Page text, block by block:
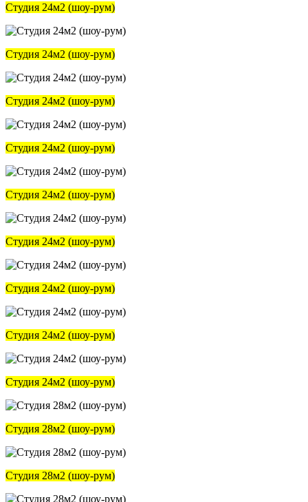
Студия 24м2 (шоу-рум)
Студия 24м2 (шоу-рум)
Студия 24м2 (шоу-рум)
Студия 24м2 (шоу-рум)
Студия 24м2 (шоу-рум)
Студия 24м2 (шоу-рум)
Студия 24м2 (шоу-рум)
Студия 24м2 (шоу-рум)
Студия 24м2 (шоу-рум)
Студия 28м2 (шоу-рум)
Студия 28м2 (шоу-рум)